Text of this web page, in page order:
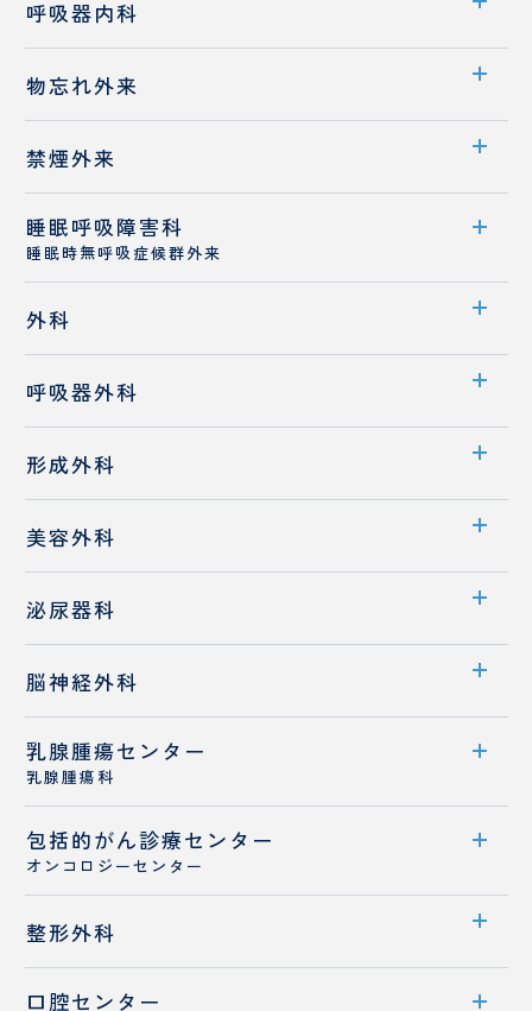
消化器内科
医師紹介
診療科案内
診療概要
医師紹介
呼吸器内科
診療科案内
診療概要
医師紹介
物忘れ外来
外来案内
医師紹介
禁煙外来
外来案内
睡眠呼吸障害科
睡眠時無呼吸症候群外来
外来案内
診療概要
医師紹介
睡眠時無呼吸症候群
外科
診療科案内
医師紹介
先端医療
消化器外科
呼吸器外科
診療科案内
診療概要
医師紹介
形成外科
診療科案内
診療概要
医師紹介
フットケア外来
美容外科
診療科案内
医師紹介
診療メニュー
ドクターズコスメ
泌尿器科
診療科案内
診療概要
医師紹介
脳神経外科
診療科案内
医師紹介
乳腺腫瘍センター
乳腺腫瘍科
センター案内
医師紹介
包括的がん診療センター
オンコロジーセンター
センター案内
診療体制
整形外科
診療科案内
口腔センター